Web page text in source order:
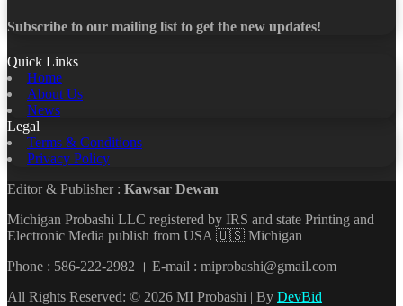
Subscribe to our mailing list to get the new updates!
Quick Links
Home
About Us
News
Legal
Terms & Conditions
Privacy Policy
Editor & Publisher : Kawsar Dewan
Michigan Probashi LLC registered by IRS and state Printing and
Electronic Media publish from USA 🇺🇸 Michigan
Phone : 586-222-2982 । E-mail : miprobashi@gmail.com
All Rights Reserved: © 2026 MI Probashi | By DevBid